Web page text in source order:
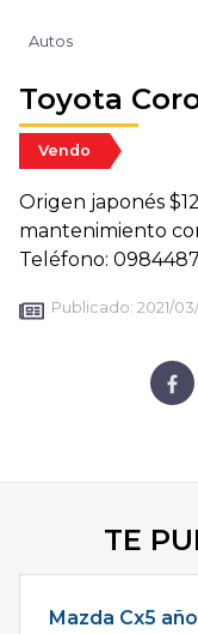
Autos
Toyota
Vendo
Origen japonés
mantenimiento
Teléfono:
Publicado: 2021/03/
TE
Mazda Cx5 año